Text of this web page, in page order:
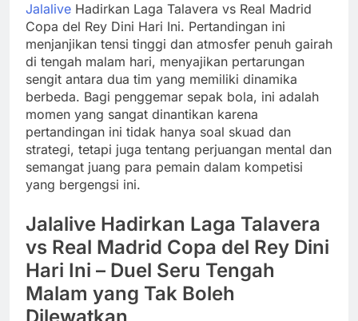
Jalalive Hadirkan Laga Talavera vs Real Madrid
Copa del Rey Dini Hari Ini. Pertandingan ini
menjanjikan tensi tinggi dan atmosfer penuh gairah
di tengah malam hari, menyajikan pertarungan
sengit antara dua tim yang memiliki dinamika
berbeda. Bagi penggemar sepak bola, ini adalah
momen yang sangat dinantikan karena
pertandingan ini tidak hanya soal skuad dan
strategi, tetapi juga tentang perjuangan mental dan
semangat juang para pemain dalam kompetisi
yang bergengsi ini.
Jalalive Hadirkan Laga Talavera
vs Real Madrid Copa del Rey Dini
Hari Ini – Duel Seru Tengah
Malam yang Tak Boleh